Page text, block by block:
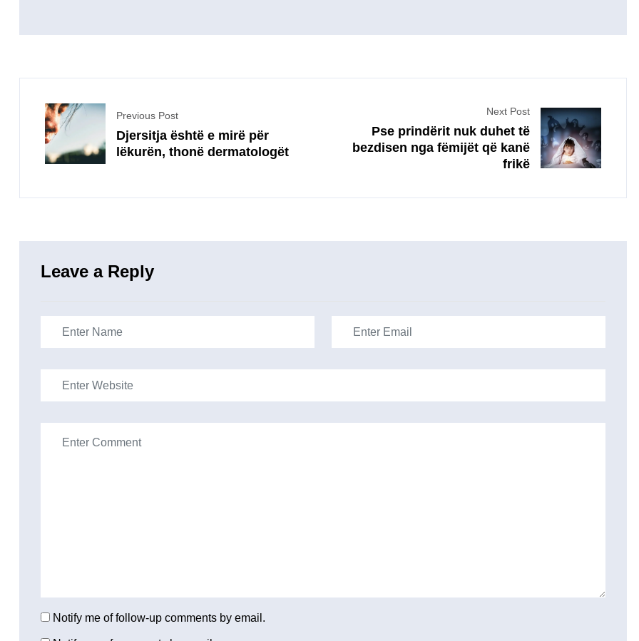
Previous Post
Djersitja është e mirë për
lëkurën, thonë dermatologët
Next Post
Pse prindërit nuk duhet të
bezdisen nga fëmijët që kanë
frikë
Leave a Reply
Notify me of follow-up comments by email.